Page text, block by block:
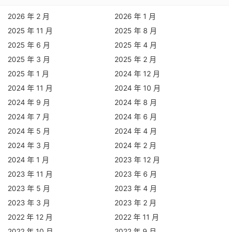
2026 年 2 月
2026 年 1 月
2025 年 11 月
2025 年 8 月
2025 年 6 月
2025 年 4 月
2025 年 3 月
2025 年 2 月
2025 年 1 月
2024 年 12 月
2024 年 11 月
2024 年 10 月
2024 年 9 月
2024 年 8 月
2024 年 7 月
2024 年 6 月
2024 年 5 月
2024 年 4 月
2024 年 3 月
2024 年 2 月
2024 年 1 月
2023 年 12 月
2023 年 11 月
2023 年 6 月
2023 年 5 月
2023 年 4 月
2023 年 3 月
2023 年 2 月
2022 年 12 月
2022 年 11 月